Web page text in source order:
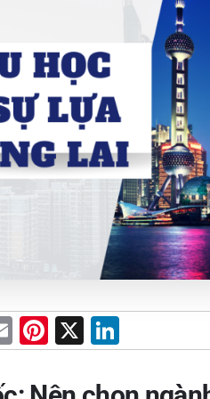
E
m
ai
Pi
nt
er
X
n
k